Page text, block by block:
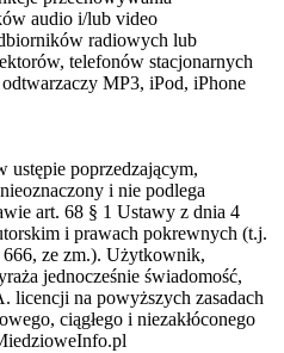
audio i/lub video
radiowych lub
telefonów stacjonarnych
MP3, iPod, iPhone
poprzedzającym,
i nie podlega
art. 68 § 1 Ustawy z dnia 4
i prawach pokrewnych (t.j.
ze zm.). Użytkownik,
jednocześnie świadomość,
licencji na powyższych zasadach
ciągłego i niezakłóconego